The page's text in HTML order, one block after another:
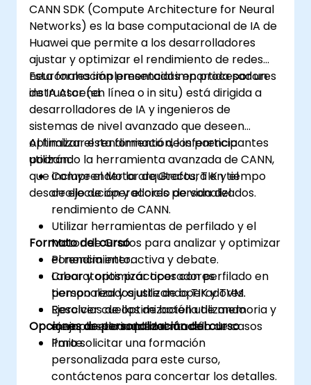
CANN SDK (Compute Architecture for Neural
Networks) es la base computacional de IA de
Huawei que permite a los desarrolladores
ajustar y optimizar el rendimiento de redes
neuronales implementadas en procesadores
de IA Ascend.
Esta formación presencial impartida por un
instructor (en línea o in situ) está dirigida a
desarrolladores de IA y ingenieros de
sistemas de nivel avanzado que deseen
optimizar el rendimiento de inferencia
utilizando la herramienta avanzada de CANN,
que incluye el Motor de Grafos, TIK y el
desarrollo de operadores personalizados.
Al finalizar esta formación, los participantes
podrán:
Comprender la arquitectura en tiempo
de ejecución y el ciclo de vida del
rendimiento de CANN.
Utilizar herramientas de perfilado y el
Motor de Grafos para analizar y optimizar
el rendimiento.
Crear y optimizar operadores
personalizados utilizando TIK y TVM.
Resolver cuellos de botella de memoria y
mejorar el caudal del modelo.
Formato del curso
Ponencia interactiva y debate.
Laboratorios prácticos con perfilado en
tiempo real y ajuste de operadores.
Ejercicios de optimización utilizando
ejemplos de implementación de casos
límite.
Opciones de personalización del curso
Para solicitar una formación
personalizada para este curso,
contáctenos para concertar los detalles.